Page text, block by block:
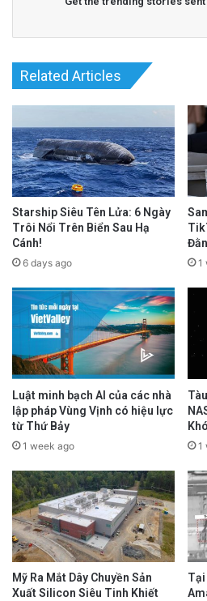
Related Articles
Starship Siêu Tên Lửa: 6 Ngày
Trôi Nổi Trên Biển Sau Hạ
Cánh!
6 days ago 1
Luật minh bạch AI của các nhà
lập pháp Vùng Vịnh có hiệu lực
từ Thứ Bảy
1 week ago 1
Mỹ Ra Mắt Dây Chuyền Sản
Xuất Silicon Siêu Tinh Khiết
Tại